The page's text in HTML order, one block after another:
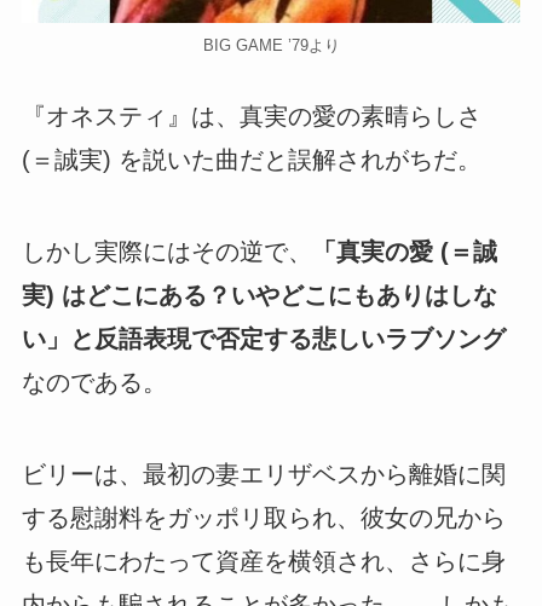
BIG GAME ’79より
『オネスティ』は、真実の愛の素晴らしさ
(＝誠実) を説いた曲だと誤解されがちだ。
しかし実際にはその逆で、
「真実の愛 (＝誠
実) はどこにある？いやどこにもありはしな
い」と反語表現で否定する悲しいラブソング
なのである。
ビリーは、最初の妻エリザベスから離婚に関
する慰謝料をガッポリ取られ、彼女の兄から
も長年にわたって資産を横領され、さらに身